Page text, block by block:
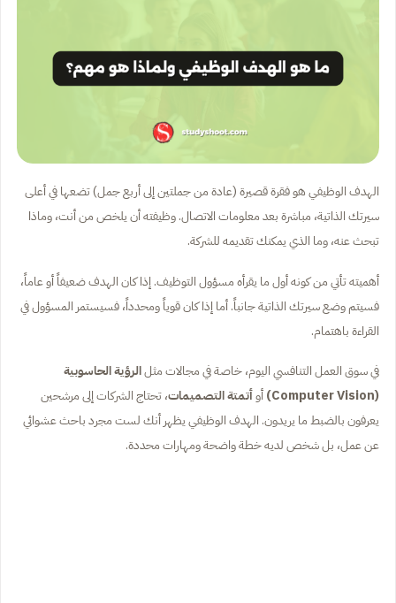
الهدف الوظيفي هو فقرة قصيرة (عادة من جملتين إلى أربع جمل) تضعها في أعلى
سيرتك الذاتية، مباشرة بعد معلومات الاتصال. وظيفته أن يلخص من أنت، وماذا
تبحث عنه، وما الذي يمكنك تقديمه للشركة.
أهميته تأتي من كونه أول ما يقرأه مسؤول التوظيف. إذا كان الهدف ضعيفاً أو عاماً،
فسيتم وضع سيرتك الذاتية جانباً. أما إذا كان قوياً ومحدداً، فسيستمر المسؤول في
القراءة باهتمام.
في سوق العمل التنافسي اليوم، خاصة في مجالات مثلالرؤية الحاسوبية
(Computer Vision)
أوأتمتة التصميمات، تحتاج الشركات إلى مرشحين
يعرفون بالضبط ما يريدون. الهدف الوظيفي يظهر أنك لست مجرد باحث عشوائي
عن عمل، بل شخص لديه خطة واضحة ومهارات محددة.